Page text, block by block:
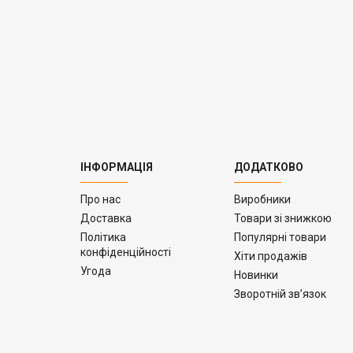
ІНФОРМАЦІЯ
Про нас
Доставка
Політика
конфіденційності
Угода
ДОДАТКОВО
Виробники
Товари зі знижкою
Популярні товари
Хіти продажів
Новинки
Зворотній зв’язок